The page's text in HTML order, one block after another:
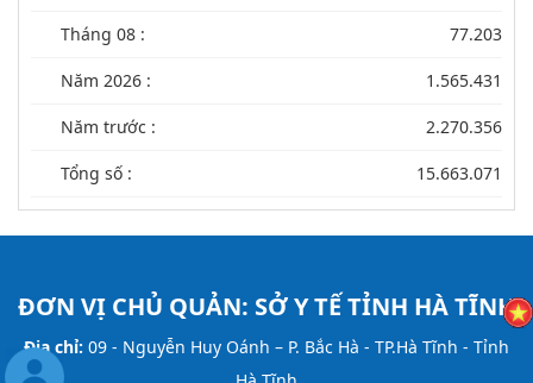
Tháng 08 : 77.203
Năm 2026 : 1.565.431
Năm trước : 2.270.356
Tổng số : 15.663.071
ĐƠN VỊ CHỦ QUẢN: SỞ Y TẾ TỈNH HÀ TĨNH
Địa chỉ: 09 - Nguyễn Huy Oánh – P. Bắc Hà - TP.Hà Tĩnh - Tỉnh